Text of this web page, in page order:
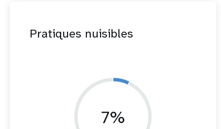
Pratiques nuisibles
7%